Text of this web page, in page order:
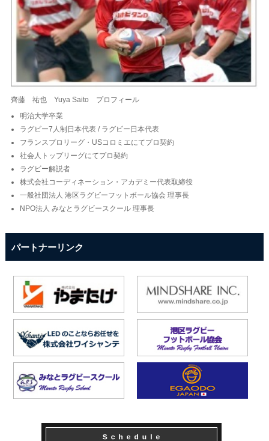
齊藤 祐也 Yuya Saito プロフィール
明治大学卒業
ラグビー7人制日本代表 / ラグビー日本代表
フランスプロリーグ・USコロミエにてプロ契約
社会人トップリーグにてプロ契約
ラグビー解説者
株式会社コーディネーション・アカデミー代表取締役
一般社団法人 港区ラグビーフットボール協会 理事長
NPO法人 みなとラグビースクール 理事長
パートナーリンク